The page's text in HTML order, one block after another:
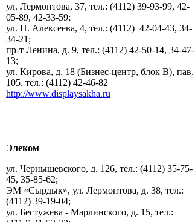
ул. Лермонтова, 37, тел.: (4112) 39-93-99, 42-
05-89, 42-33-59;
ул. П. Алексеева, 4, тел.: (4112) 42-04-43, 34-
34-21;
пр-т Ленина, д. 9, тел.: (4112) 42-50-14, 34-47-
13;
ул. Кирова, д. 18 (Бизнес-центр, блок В), пав.
105, тел.: (4112) 42-46-82
http://www.displaysakha.ru
Элеком
ул. Чернышевского, д. 126, тел.: (4112) 35-75-
45, 35-85-62;
ЭМ «Сырдык», ул. Лермонтова, д. 38, тел.:
(4112) 39-19-04;
ул. Бестужева - Марлинского, д. 15, тел.: